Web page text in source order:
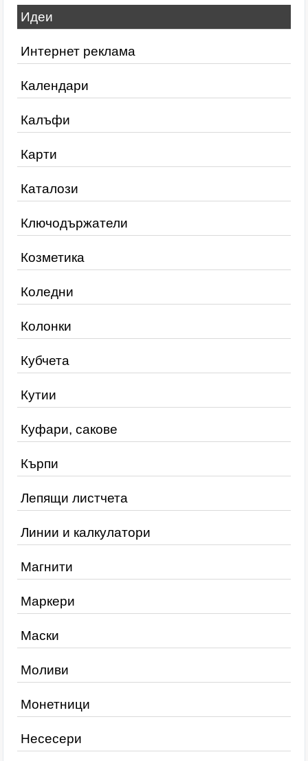
Идеи
Интернет реклама
Календари
Калъфи
Карти
Каталози
Ключодържатели
Козметика
Коледни
Колонки
Кубчета
Кутии
Куфари, сакове
Кърпи
Лепящи листчета
Линии и калкулатори
Магнити
Маркери
Маски
Моливи
Монетници
Несесери